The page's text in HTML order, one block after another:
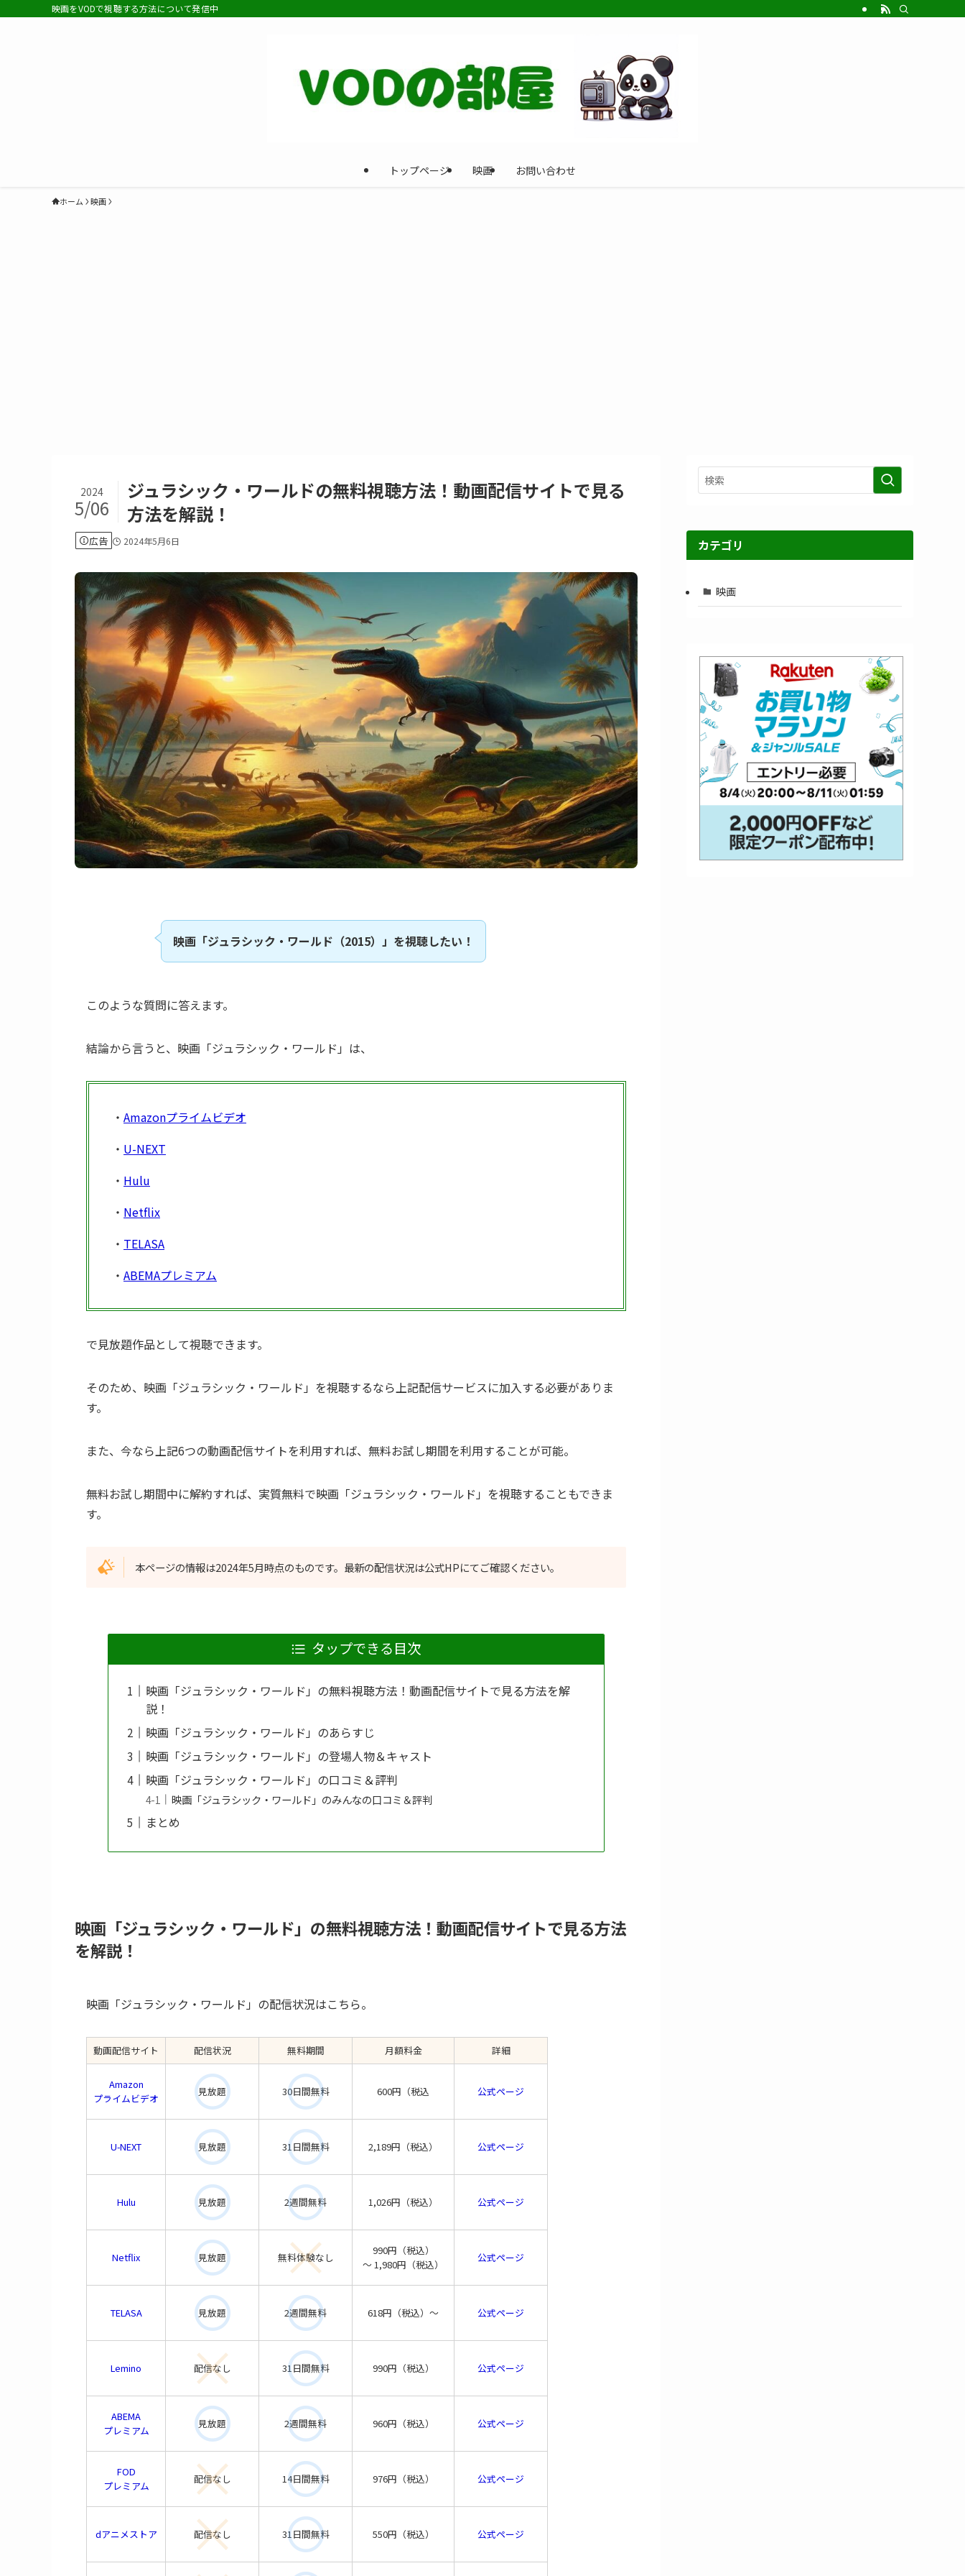
映画をVODで視聴する方法について発信中
トップページ 映画 お問い合わせ
ホーム 映画
ジュラシック・ワールドの無料視聴方法！動画配信サイトで見る
方法を解説！
2024
5/06
広告 2024年5月6日
映画「ジュラシック・ワールド（2015）」を視聴したい！
このような質問に答えます。
結論から言うと、映画「ジュラシック・ワールド」は、
・ Amazonプライムビデオ
・ U-NEXT
・ Hulu
・ Netflix
・ TELASA
・ ABEMAプレミアム
で見放題作品として視聴できます。
そのため、映画「ジュラシック・ワールド」を視聴するなら上記配信サービスに加入する必要がありま
す。
また、今なら上記6つの動画配信サイトを利用すれば、無料お試し期間を利用することが可能。
無料お試し期間中に解約すれば、実質無料で映画「ジュラシック・ワールド」を視聴することもできま
す。
本ページの情報は2024年5月時点のものです。最新の配信状況は公式HPにてご確認ください。
タップできる目次
映画「ジュラシック・ワールド」の無料視聴方法！動画配信サイトで見る方法を解
説！
映画「ジュラシック・ワールド」のあらすじ
映画「ジュラシック・ワールド」の登場人物＆キャスト
映画「ジュラシック・ワールド」の口コミ＆評判
映画「ジュラシック・ワールド」のみんなの口コミ＆評判
まとめ
映画「ジュラシック・ワールド」の無料視聴方法！動画配信サイトで見る方法
を解説！
映画「ジュラシック・ワールド」の配信状況はこちら。
動画配信サイト 配信状況 無料期間 月額料金 詳細
Amazon
プライムビデオ
見放題 30日間無料 600円（税込 公式ページ
U-NEXT 見放題 31日間無料 2,189円（税込） 公式ページ
Hulu 見放題 2週間無料 1,026円（税込） 公式ページ
Netflix 見放題 無料体験なし
990円（税込）
〜 1,980円（税込）
公式ページ
TELASA 見放題 2週間無料 618円（税込）〜 公式ページ
Lemino 配信なし 31日間無料 990円（税込） 公式ページ
ABEMA
プレミアム
見放題 2週間無料 960円（税込） 公式ページ
FOD
プレミアム
配信なし 14日間無料 976円（税込） 公式ページ
dアニメストア 配信なし 31日間無料 550円（税込） 公式ページ
カテゴリ
映画